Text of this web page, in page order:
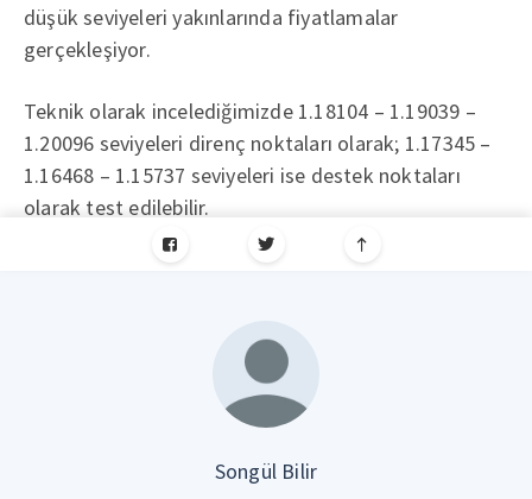
düşük seviyeleri yakınlarında fiyatlamalar
gerçekleşiyor.
Teknik olarak incelediğimizde 1.18104 – 1.19039 –
1.20096 seviyeleri direnç noktaları olarak; 1.17345 –
1.16468 – 1.15737 seviyeleri ise destek noktaları
olarak test edilebilir.
Songül Bilir